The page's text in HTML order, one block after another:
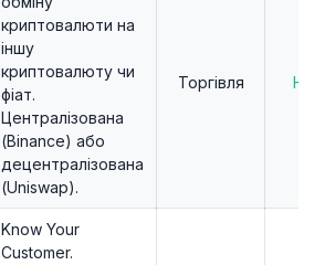
криптовалюти на
іншу
криптовалюту чи
фіат.
Централізована
(Binance) або
децентралізована
(Uniswap).
Торгівля
Know Your
Customer.